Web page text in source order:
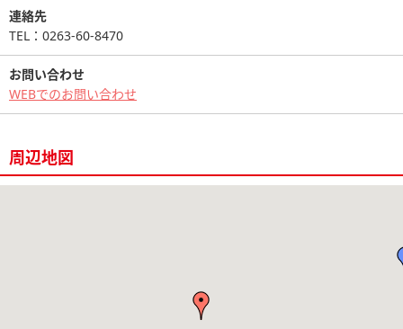
連絡先
TEL：0263-60-8470
お問い合わせ
WEBでのお問い合わせ
周辺地図